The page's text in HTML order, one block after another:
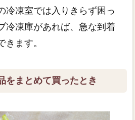
冷凍室では入りきらず困っ
冷凍庫があれば、急な到着
きます。
をまとめて買ったとき